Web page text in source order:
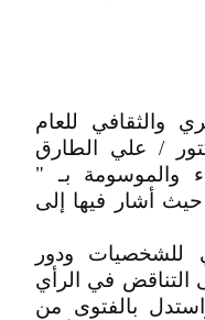
والثقافي للعام
/ علي الطارق
والموسومة بـ "
أشار فيها إلى
للشخصيات ودور
التناقض في الرأي
بالفتوى من